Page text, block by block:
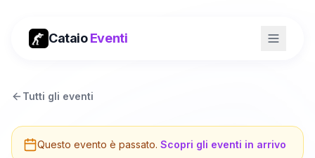
CataioEventi
Tutti gli eventi
Questo evento è passato. Scopri gli eventi in arrivo